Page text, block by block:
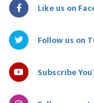
Like us on
Follow us on
Subscribe